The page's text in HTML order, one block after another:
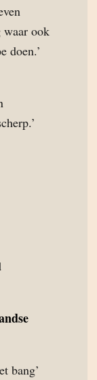
waar ook
doen.’
bang’